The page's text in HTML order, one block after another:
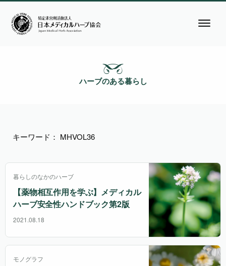
ハーブのある暮らし
キーワード： MHVOL36
暮らしのなかのハーブ
【薬物相互作用を学ぶ】 メディカル
ハーブ安全性ハンドブック第2版
2021.08.18
モノグラフ